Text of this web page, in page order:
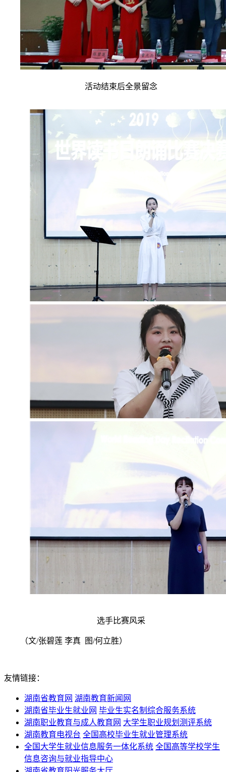
活动结束后全景留念
选手比赛风采
（文/张碧莲 李真 图/何立胜）
友情链接：
湖南省教育网 湖南教育新闻网
湖南省毕业生就业网 毕业生实名制综合服务系统
湖南职业教育与成人教育网 大学生职业规划测评系统
湖南教育电视台 全国高校毕业生就业管理系统
全国大学生就业信息服务一体化系统 全国高等学校学生
信息咨询与就业指导中心